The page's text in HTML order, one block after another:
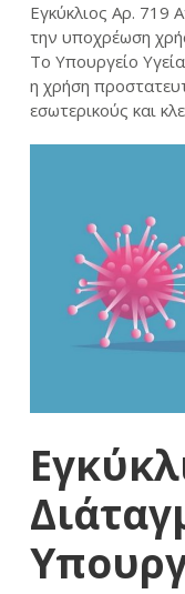
Εγκύκλιος Αρ. 719
την υποχρέωση
Το Υπουργείο
η χρήση
εσωτερικούς και